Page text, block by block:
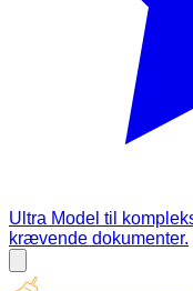
Ultra Model til
krævende dokumenter.